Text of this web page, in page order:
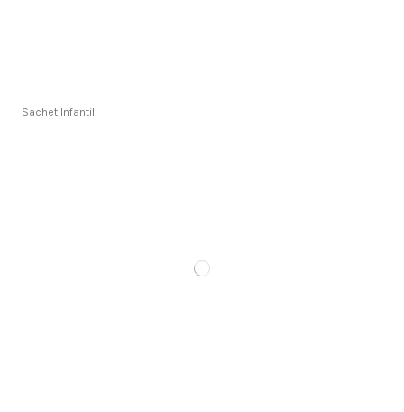
Sachet Infantil